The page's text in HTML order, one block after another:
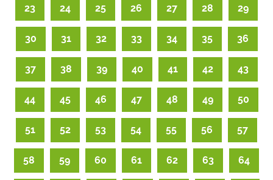
23 24 25 26 27 28 29
30 31 32 33 34 35 36
37 38 39 40 41 42 43
44 45 46 47 48 49 50
51 52 53 54 55 56 57
58 59 60 61 62 63 64